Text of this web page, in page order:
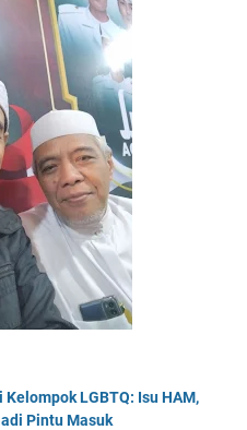
LGBTQ: Isu HAM,
Pintu Masuk